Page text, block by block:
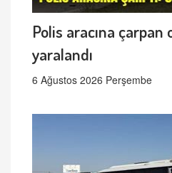
Polis aracına
yaralandı
6 Ağustos 2026 Perşembe